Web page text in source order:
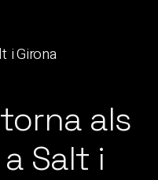
torna als
Salt i